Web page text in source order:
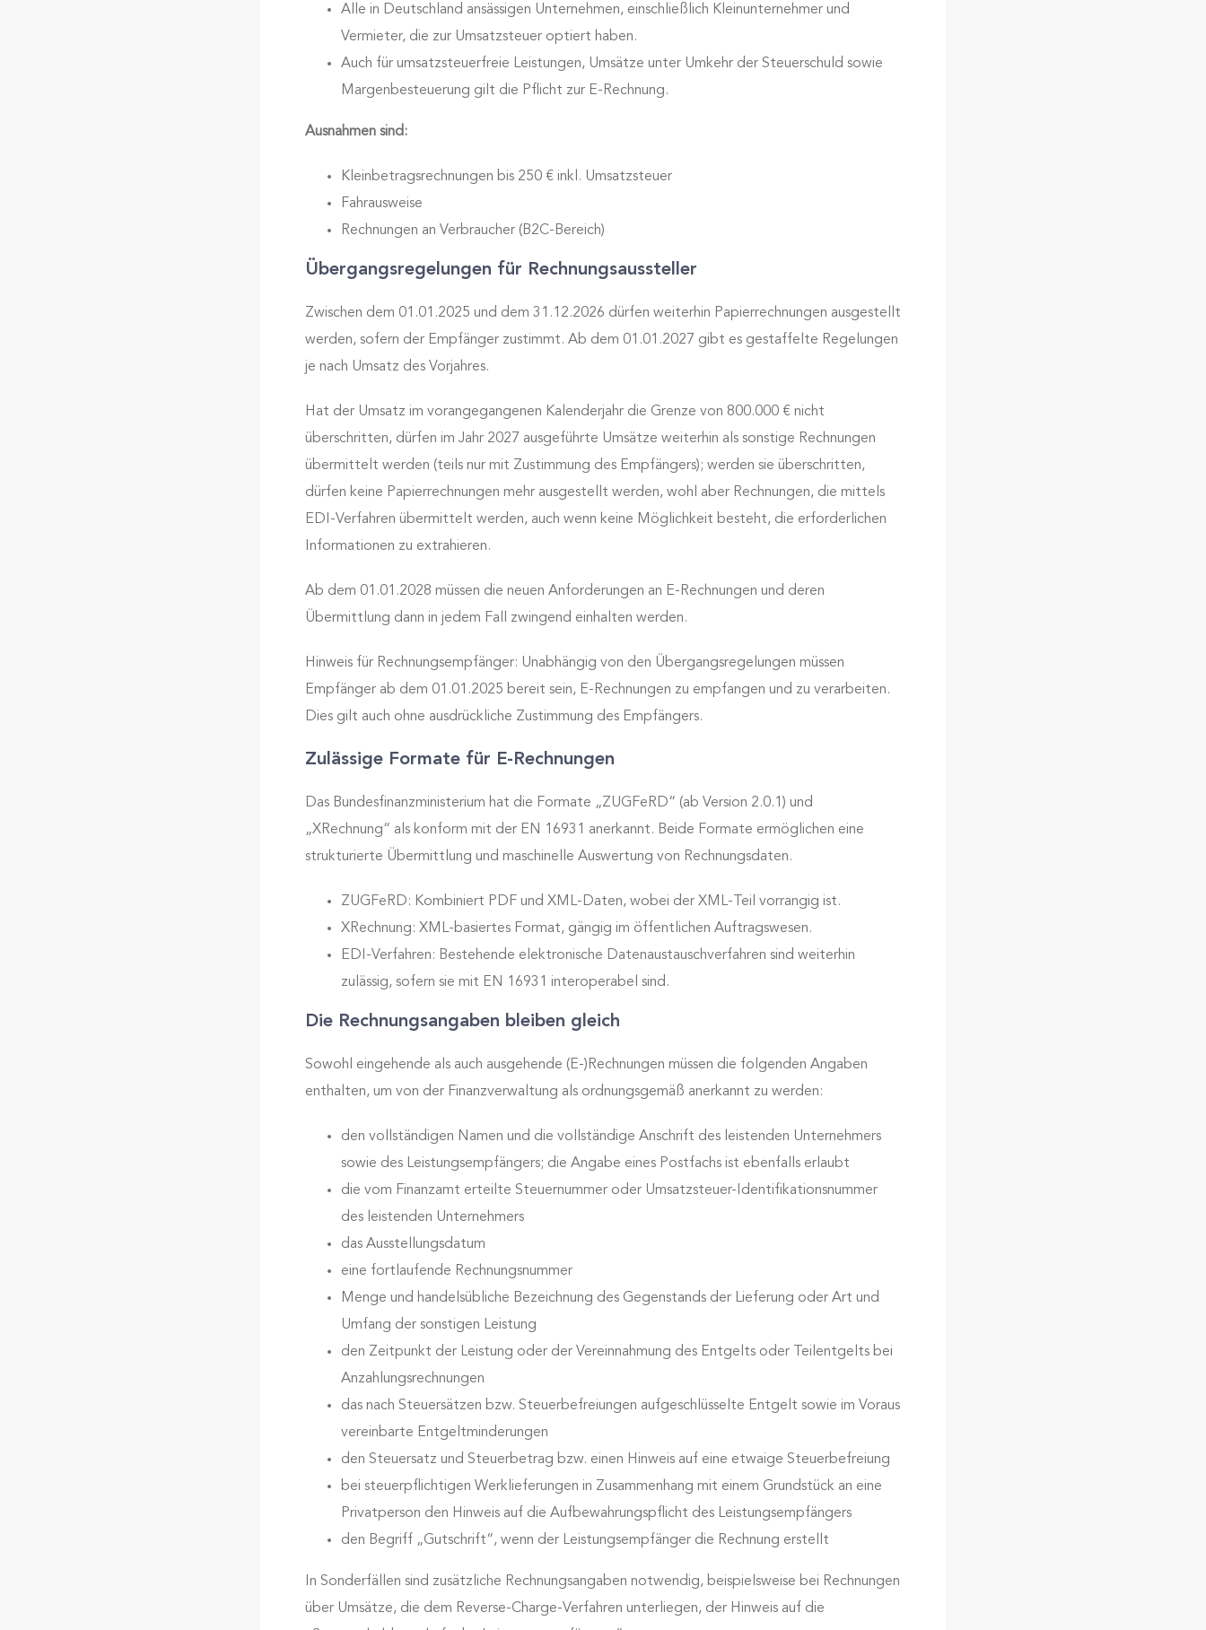
Alle in Deutschland ansässigen Unternehmen, einschließlich Kleinunternehmer und
Vermieter, die zur Umsatzsteuer optiert haben.
Auch für umsatzsteuerfreie Leistungen, Umsätze unter Umkehr der Steuerschuld sowie
Margenbesteuerung gilt die Pflicht zur E-Rechnung.
Ausnahmen sind:
Kleinbetragsrechnungen bis 250 € inkl. Umsatzsteuer
Fahrausweise
Rechnungen an Verbraucher (B2C-Bereich)
Übergangsregelungen für Rechnungsaussteller
Zwischen dem 01.01.2025 und dem 31.12.2026 dürfen weiterhin Papierrechnungen ausgestellt
werden, sofern der Empfänger zustimmt. Ab dem 01.01.2027 gibt es gestaffelte Regelungen
je nach Umsatz des Vorjahres.
Hat der Umsatz im vorangegangenen Kalenderjahr die Grenze von 800.000 € nicht
überschritten, dürfen im Jahr 2027 ausgeführte Umsätze weiterhin als sonstige Rechnungen
übermittelt werden (teils nur mit Zustimmung des Empfängers); werden sie überschritten,
dürfen keine Papierrechnungen mehr ausgestellt werden, wohl aber Rechnungen, die mittels
EDI-Verfahren übermittelt werden, auch wenn keine Möglichkeit besteht, die erforderlichen
Informationen zu extrahieren.
Ab dem 01.01.2028 müssen die neuen Anforderungen an E-Rechnungen und deren
Übermittlung dann in jedem Fall zwingend einhalten werden.
Hinweis für Rechnungsempfänger: Unabhängig von den Übergangsregelungen müssen
Empfänger ab dem 01.01.2025 bereit sein, E-Rechnungen zu empfangen und zu verarbeiten.
Dies gilt auch ohne ausdrückliche Zustimmung des Empfängers.
Zulässige Formate für E-Rechnungen
Das Bundesfinanzministerium hat die Formate „ZUGFeRD“ (ab Version 2.0.1) und
„XRechnung“ als konform mit der EN 16931 anerkannt. Beide Formate ermöglichen eine
strukturierte Übermittlung und maschinelle Auswertung von Rechnungsdaten.
ZUGFeRD: Kombiniert PDF und XML-Daten, wobei der XML-Teil vorrangig ist.
XRechnung: XML-basiertes Format, gängig im öffentlichen Auftragswesen.
EDI-Verfahren: Bestehende elektronische Datenaustauschverfahren sind weiterhin
zulässig, sofern sie mit EN 16931 interoperabel sind.
Die Rechnungsangaben bleiben gleich
Sowohl eingehende als auch ausgehende (E-)Rechnungen müssen die folgenden Angaben
enthalten, um von der Finanzverwaltung als ordnungsgemäß anerkannt zu werden:
den vollständigen Namen und die vollständige Anschrift des leistenden Unternehmers
sowie des Leistungsempfängers; die Angabe eines Postfachs ist ebenfalls erlaubt
die vom Finanzamt erteilte Steuernummer oder Umsatzsteuer-Identifikationsnummer
des leistenden Unternehmers
das Ausstellungsdatum
eine fortlaufende Rechnungsnummer
Menge und handelsübliche Bezeichnung des Gegenstands der Lieferung oder Art und
Umfang der sonstigen Leistung
den Zeitpunkt der Leistung oder der Vereinnahmung des Entgelts oder Teilentgelts bei
Anzahlungsrechnungen
das nach Steuersätzen bzw. Steuerbefreiungen aufgeschlüsselte Entgelt sowie im Voraus
vereinbarte Entgeltminderungen
den Steuersatz und Steuerbetrag bzw. einen Hinweis auf eine etwaige Steuerbefreiung
bei steuerpflichtigen Werklieferungen in Zusammenhang mit einem Grundstück an eine
Privatperson den Hinweis auf die Aufbewahrungspflicht des Leistungsempfängers
den Begriff „Gutschrift“, wenn der Leistungsempfänger die Rechnung erstellt
In Sonderfällen sind zusätzliche Rechnungsangaben notwendig, beispielsweise bei Rechnungen
über Umsätze, die dem Reverse-Charge-Verfahren unterliegen, der Hinweis auf die